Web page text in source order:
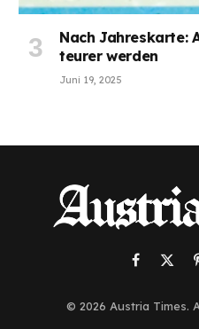
Nach Jahreskarte:
teurer werden
Juni 19, 2025
Facebook
X
© 2026 Austria Times.